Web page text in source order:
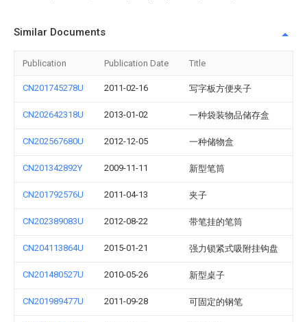
Similar Documents
Publication Publication Date Title
CN201745278U 2011-02-16 写字板方便夹子
CN202642318U 2013-01-02 一种袋装物品储存盒
CN202567680U 2012-12-05 一种储物盒
CN201342892Y 2009-11-11 新型笔筒
CN201792576U 2011-04-13 夹子
CN202389083U 2012-08-22 带笔挂的笔筒
CN204113864U 2015-01-21 强力锁紧式吸附挂钩盘
CN201480527U 2010-05-26 新型桌子
CN201989477U 2011-09-28 可固定的钢笔